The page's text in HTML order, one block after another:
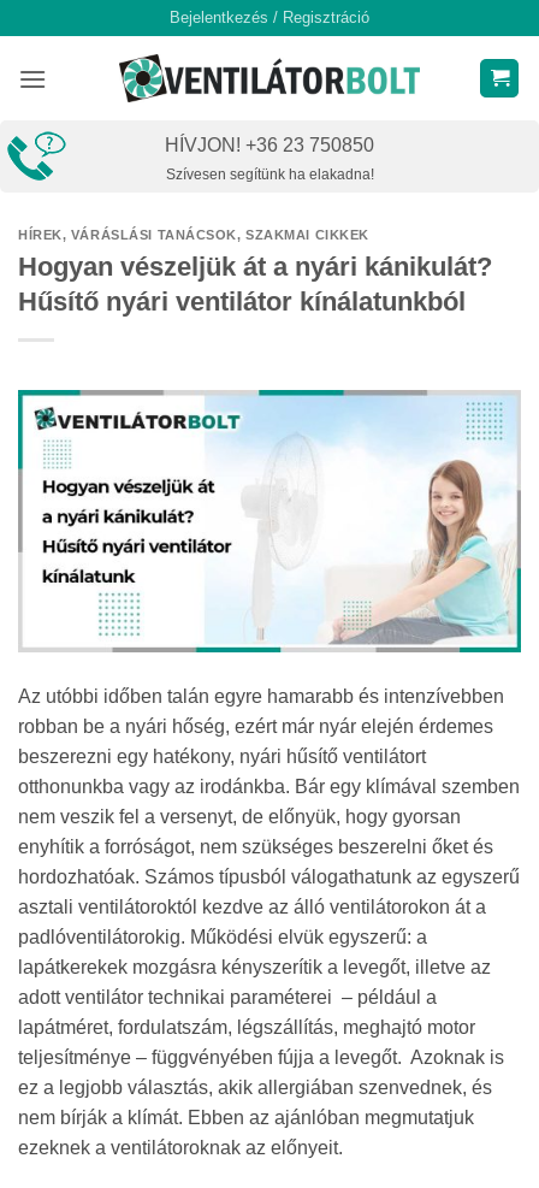
content
Bejelentkezés / Regisztráció
HÍVJON! +36 23 750850
Szívesen segítünk ha elakadna!
HÍREK, VÁRÁSLÁSI TANÁCSOK, SZAKMAI CIKKEK
Hogyan vészeljük át a nyári kánikulát?
Hűsítő nyári ventilátor kínálatunkból
Az utóbbi időben talán egyre hamarabb és intenzívebben
robban be a nyári hőség, ezért már nyár elején érdemes
beszerezni egy hatékony, nyári hűsítő ventilátort
otthonunkba vagy az irodánkba. Bár egy klímával szemben
nem veszik fel a versenyt, de előnyük, hogy gyorsan
enyhítik a forróságot, nem szükséges beszerelni őket és
hordozhatóak. Számos típusból válogathatunk az egyszerű
asztali ventilátoroktól kezdve az álló ventilátorokon át a
padlóventilátorokig. Működési elvük egyszerű: a
lapátkerekek mozgásra kényszerítik a levegőt, illetve az
adott ventilátor technikai paraméterei – például a
lapátméret, fordulatszám, légszállítás, meghajtó motor
teljesítménye – függvényében fújja a levegőt. Azoknak is
ez a legjobb választás, akik allergiában szenvednek, és
nem bírják a klímát. Ebben az ajánlóban megmutatjuk
ezeknek a ventilátoroknak az előnyeit.